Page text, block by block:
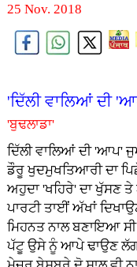
25 Nov. 2018
'ਦਿੱਲੀ ਵਾਲਿਆਂ ਦੀ
'ਬੁਢਲਾਡਾ'
ਦਿੱਲੀ ਵਾਲਿਆਂ ਦੀ
ਡੌਰੂ ਖੁਦਮੁਖਤਿਆਰੀ ਦਾ
ਅਹੁਦਾ 'ਖਹਿਰੇ' ਦਾ ਖੁੱਸਣ
ਪਾਰਟੀ ਤਾਈਂ ਅੱਖਾਂ
ਮਿਹਨਤ ਨਾਲ ਬਣਾਇਆ ਸੀ
ਪੱਟੂ ਉਸੇ ਨੂੰ ਆਪੇ ਢਾਉਣ